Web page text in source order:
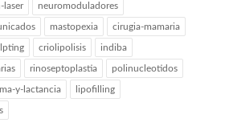
laser neuromoduladores
mastopexia cirugia-mamaria
criolipolisis indiba
rinoseptoplastia polinucleotidos
y-lactancia lipofilling